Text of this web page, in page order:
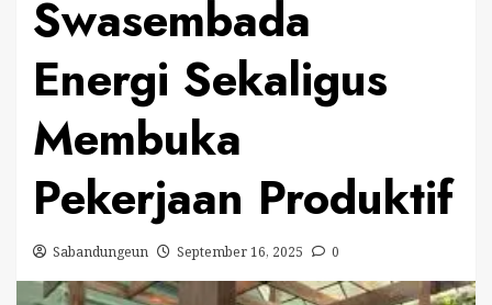
Swasembada
Energi Sekaligus
Membuka
Pekerjaan Produktif
Sabandungeun September 16, 2025 0